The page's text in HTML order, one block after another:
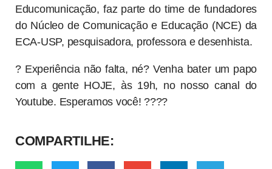
Educomunicação, faz parte do time de fundadores
do Núcleo de Comunicação e Educação (NCE) da
ECA-USP, pesquisadora, professora e desenhista.
? Experiência não falta, né? Venha bater um papo
com a gente HOJE, às 19h, no nosso canal do
Youtube. Esperamos você! ????
COMPARTILHE: